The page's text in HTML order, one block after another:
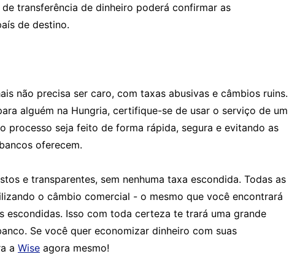
transferência de dinheiro poderá confirmar as
de destino.
não precisa ser caro, com taxas abusivas e câmbios ruins.
alguém na Hungria, certifique-se de usar o serviço de um
processo seja feito de forma rápida, segura e evitando as
oferecem.
e transparentes, sem nenhuma taxa escondida. Todas as
o câmbio comercial - o mesmo que você encontrará
escondidas. Isso com toda certeza te trará uma grande
Se você quer economizar dinheiro com suas
a Wise agora mesmo!